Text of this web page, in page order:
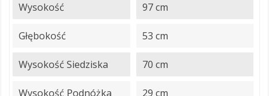
Wysokość 97 cm
Głębokość 53 cm
Wysokość Siedziska 70 cm
Wysokość Podnóżka 29 cm